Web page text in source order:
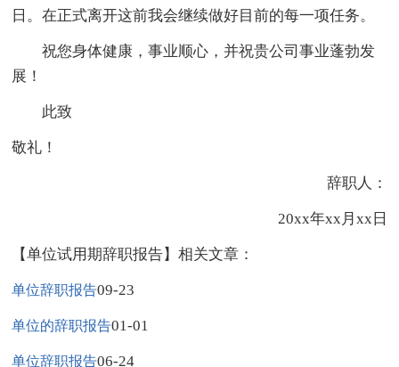
日。在正式离开这前我会继续做好目前的每一项任务。
祝您身体健康，事业顺心，并祝贵公司事业蓬勃发
展！
此致
敬礼！
辞职人：
20xx年xx月xx日
【单位试用期辞职报告】相关文章：
单位辞职报告09-23
单位的辞职报告01-01
单位辞职报告06-24